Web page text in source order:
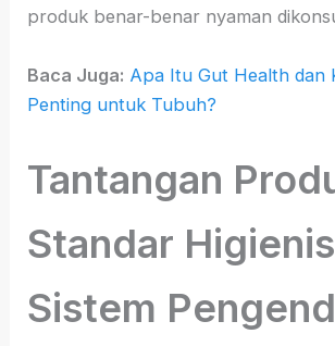
produk benar-benar nyaman
Baca Juga: Apa Itu Gut Health dan
Penting untuk Tubuh?
Tantangan
Standar
Sistem